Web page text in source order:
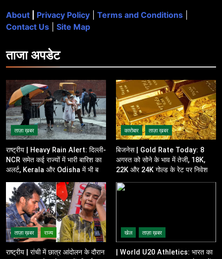
About Privacy Policy Terms and Conditions
Contact Us
Site Map
ताजाअपडेट
ताज़ा ख़बर
राष्ट्रीय | Heavy Rain Alert: दिल्ली-
NCR समेत कई राज्यों में भारी बारिश का
अलर्ट, Kerala और Odisha में भी बढ़ी
कारोबार ताज़ा ख़बर
बिजनेस | Gold Rate Today: 8
अगस्त को सोने के भाव में तेजी, 18K,
22K और 24K गोल्ड के रेट पर निवेशकों
ताज़ा ख़बर राज्य
राष्ट्रीय | रांची में छात्र आंदोलन के दौरान
खेल ताज़ा ख़बर
| World U20 Athletics: भारत का